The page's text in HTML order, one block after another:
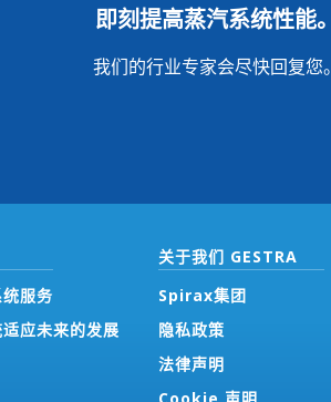
即刻提高蒸汽系统性能。
我们的行业专家会尽快回复您。
服务
应未来的发展
关于我们 GESTRA
Spirax集团
隐私政策
法律声明